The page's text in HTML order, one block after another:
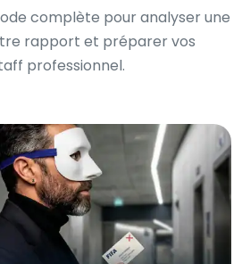
complète pour analyser une
rapport et préparer vos
professionnel.